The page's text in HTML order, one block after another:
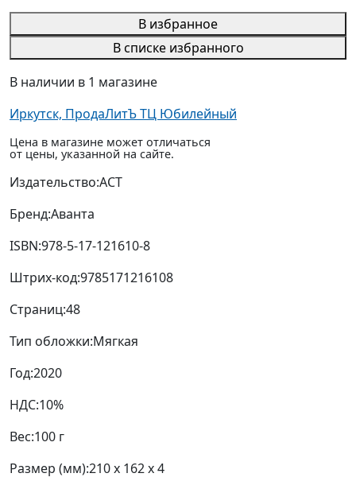
В избранное
В списке избранного
В наличии в 1 магазине
Иркутск, ПродаЛитЪ ТЦ Юбилейный
Цена в магазине может отличаться
от цены, указанной на сайте.
Издательство:АСТ
Бренд:Аванта
ISBN:978-5-17-121610-8
Штрих-код:9785171216108
Страниц:48
Тип обложки:Мягкая
Год:2020
НДС:10%
Вес:100 г
Размер (мм):210 x 162 x 4